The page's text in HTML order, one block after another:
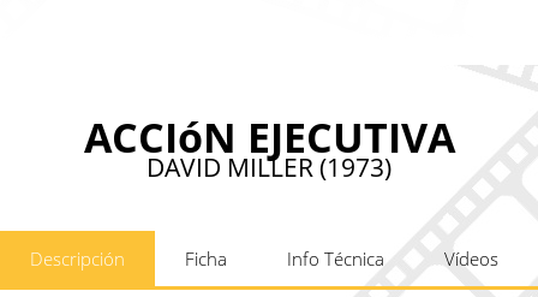
ACCIóN EJECUTIVA
DAVID MILLER (1973)
Descripción Ficha Info Técnica Vídeos